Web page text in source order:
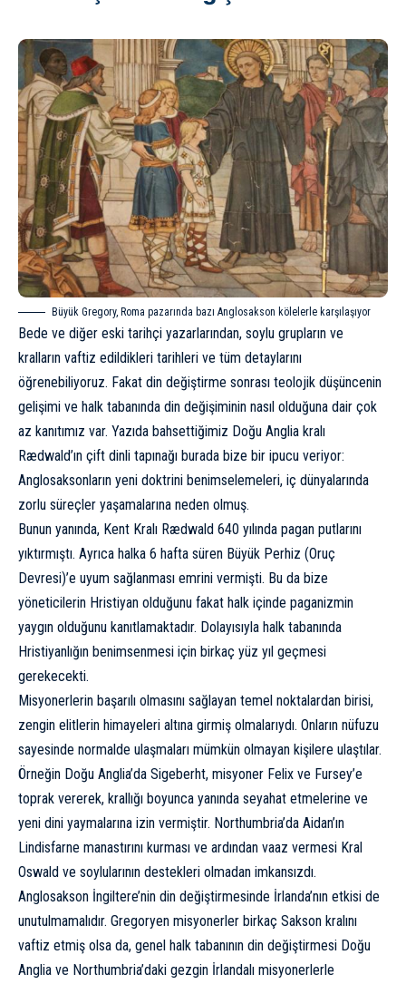
Büyük Gregory, Roma pazarında bazı Anglosakson kölelerle karşılaşıyor
Bede ve diğer eski tarihçi yazarlarından, soylu grupların ve
kralların vaftiz edildikleri tarihleri ve tüm detaylarını
öğrenebiliyoruz. Fakat din değiştirme sonrası teolojik düşüncenin
gelişimi ve halk tabanında din değişiminin nasıl olduğuna dair çok
az kanıtımız var. Yazıda bahsettiğimiz Doğu Anglia kralı
Rædwald’ın çift dinli tapınağı burada bize bir ipucu veriyor:
Anglosaksonların yeni doktrini benimselemeleri, iç dünyalarında
zorlu süreçler yaşamalarına neden olmuş.
Bunun yanında, Kent Kralı Rædwald 640 yılında pagan putlarını
yıktırmıştı. Ayrıca halka 6 hafta süren Büyük Perhiz (Oruç
Devresi)’e uyum sağlanması emrini vermişti. Bu da bize
yöneticilerin Hristiyan olduğunu fakat halk içinde paganizmin
yaygın olduğunu kanıtlamaktadır. Dolayısıyla halk tabanında
Hristiyanlığın benimsenmesi için birkaç yüz yıl geçmesi
gerekecekti.
Misyonerlerin başarılı olmasını sağlayan temel noktalardan birisi,
zengin elitlerin himayeleri altına girmiş olmalarıydı. Onların nüfuzu
sayesinde normalde ulaşmaları mümkün olmayan kişilere ulaştılar.
Örneğin Doğu Anglia’da Sigeberht, misyoner Felix ve Fursey’e
toprak vererek, krallığı boyunca yanında seyahat etmelerine ve
yeni dini yaymalarına izin vermiştir. Northumbria’da Aidan’ın
Lindisfarne manastırını kurması ve ardından vaaz vermesi Kral
Oswald ve soylularının destekleri olmadan imkansızdı.
Anglosakson İngiltere’nin din değiştirmesinde İrlanda’nın etkisi de
unutulmamalıdır. Gregoryen misyonerler birkaç Sakson kralını
vaftiz etmiş olsa da, genel halk tabanının din değiştirmesi Doğu
Anglia ve Northumbria’daki gezgin İrlandalı misyonerlerle